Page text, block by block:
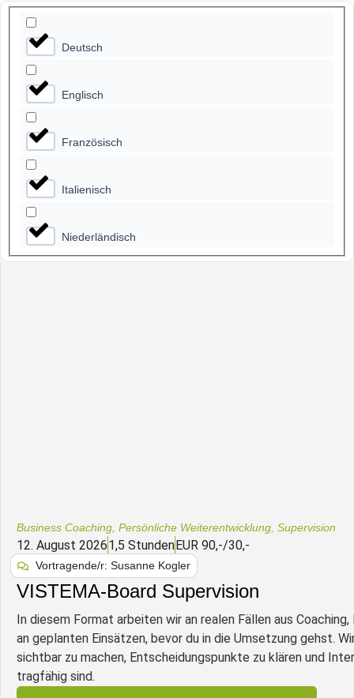
Deutsch
Englisch
Französisch
Italienisch
Niederländisch
Business Coaching Persönliche Weiterentwicklung Supervision
12. August 20261,5 Stunden EUR 90,-/30,-
Vortragende/r: Susanne Kogler
VISTEMA-Board Supervision
In diesem Format arbeiten wir an realen Fällen aus
an geplanten Einsätzen, bevor du in die Umsetzung gehst.
sichtbar zu machen, Entscheidungspunkte zu klären und
tragfähig sind.